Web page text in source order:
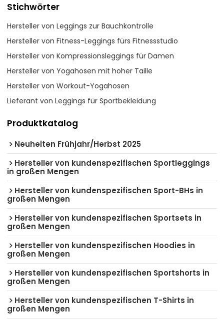
Stichwörter
Hersteller von Leggings zur Bauchkontrolle
Hersteller von Fitness-Leggings fürs Fitnessstudio
Hersteller von Kompressionsleggings für Damen
Hersteller von Yogahosen mit hoher Taille
Hersteller von Workout-Yogahosen
Lieferant von Leggings für Sportbekleidung
Produktkatalog
Neuheiten Frühjahr/Herbst 2025
Hersteller von kundenspezifischen Sportleggings
in großen Mengen
Hersteller von kundenspezifischen Sport-BHs in
großen Mengen
Hersteller von kundenspezifischen Sportsets in
großen Mengen
Hersteller von kundenspezifischen Hoodies in
großen Mengen
Hersteller von kundenspezifischen Sportshorts in
großen Mengen
Hersteller von kundenspezifischen T-Shirts in
großen Mengen